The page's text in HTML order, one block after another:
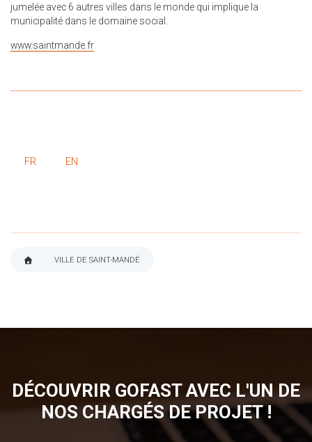
jumelée avec 6 autres villes dans le monde qui implique la
municipalité dans le domaine social.
www.saintmande.fr
FR EN
VILLE DE SAINT-MANDÉ
DÉCOUVRIR GOFAST AVEC L'UN DE
NOS CHARGÉS DE PROJET !